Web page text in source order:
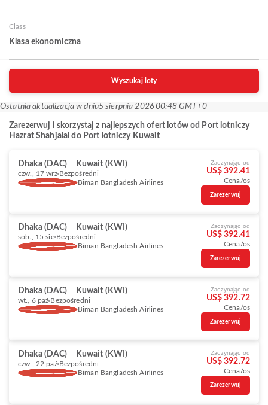
Class
Klasa ekonomiczna
Wyszukaj loty
Ostatnia aktualizacja w dniu5 sierpnia 2026 00:48 GMT+0
Zarezerwuj i skorzystaj z najlepszych ofert lotów od Port lotniczy
Hazrat Shahjalal do Port lotniczy Kuwait
Dhaka (DAC) Kuwait (KWI)
czw., 17 wrz Bezpośredni
Biman Bangladesh Airlines
Zaczynając od
US$ 392.41
Cena/os
Zarezerwuj
Dhaka (DAC) Kuwait (KWI)
sob., 15 sie Bezpośredni
Biman Bangladesh Airlines
Zaczynając od
US$ 392.41
Cena/os
Zarezerwuj
Dhaka (DAC) Kuwait (KWI)
wt., 6 paź Bezpośredni
Biman Bangladesh Airlines
Zaczynając od
US$ 392.72
Cena/os
Zarezerwuj
Dhaka (DAC) Kuwait (KWI)
czw., 22 paź Bezpośredni
Biman Bangladesh Airlines
Zaczynając od
US$ 392.72
Cena/os
Zarezerwuj